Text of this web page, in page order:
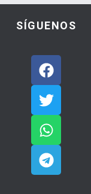
SÍGUENOS